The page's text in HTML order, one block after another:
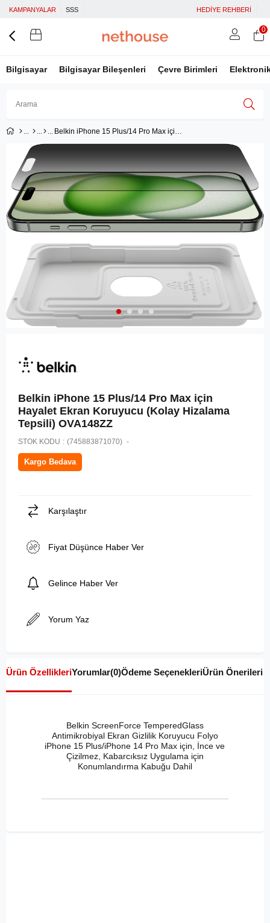
KAMPANYALAR SSS HEDİYE REHBERİ
Bilgisayar Bilgisayar Bileşenleri Çevre Birimleri
Facebook İle Bağlan
Google İle Bağlan
0
Belkin iPhone 15 Plus/14 Pro Max için Hayalet Ekran Koruyucu (Kolay Hizalama Tepsili) OVA148ZZ
Belkin iPhone 15 Plus/14 Pro Max için
Hayalet Ekran Koruyucu (Kolay Hizalama
Tepsili) OVA148ZZ
STOK KODU (745883871070)
Kargo Bedava
Karşılaştır
Fiyat Düşünce Haber Ver
Gelince Haber Ver
Yorum Yaz
Ürün ÖzellikleriYorumlar(0)Ödeme SeçenekleriÜrün Önerileri
Belkin ScreenForce TemperedGlass
Antimikrobiyal Ekran Gizlilik Koruyucu Folyo
iPhone 15 Plus/iPhone 14 Pro Max için, İnce ve
Çizilmez, Kabarcıksız Uygulama için
Konumlandırma Kabuğu Dahil